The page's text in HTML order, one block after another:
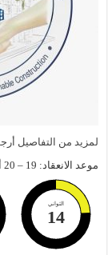
لمزيد من التفاصيل
موعد الانعقاد: 19 – 20 أغسطس 2026م
الثواني
13